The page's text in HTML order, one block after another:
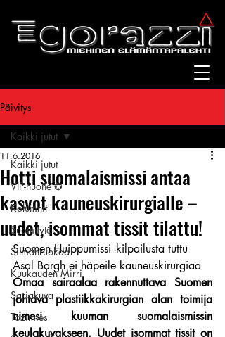
Päivitys
Kaikki jutut
VIP-huone ✪
Kolumnit
Suomitytöt
Silmänruokaa
Kuukauden Mirri
Sarjakuva
Tozimies
Kaikki jutut
Hotti suomalaismissi antaa
kasvot kauneuskirurgialle –
uudet, isommat tissit tilattu!
11.6.2016
Suomen Huippumissi -kilpailusta tuttu
Asal Bargh ei häpeile kauneuskirurgiaa
Omaa sairaalaa rakennuttava Suomen
johtava plastiikkakirurgian alan toimija
nimesi kuuman suomalaismissin
keulakuvakseen. Uudet isommat tissit on